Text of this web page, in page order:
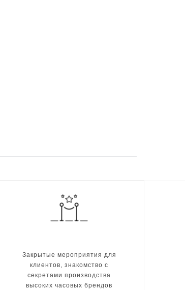
Закрытые мероприятия для
клиентов, знакомство с
секретами производства
высоких часовых брендов